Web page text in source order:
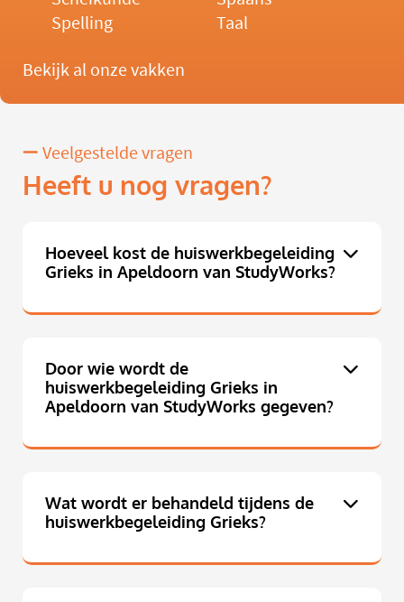
Spelling
Taal
Bekijk al onze vakken
Veelgestelde vragen
Heeft u nog vragen?
Hoeveel kost de huiswerkbegeleiding
Grieks in Apeldoorn van StudyWorks?
Door wie wordt de
huiswerkbegeleiding Grieks in
Apeldoorn van StudyWorks gegeven?
Wat wordt er behandeld tijdens de
huiswerkbegeleiding Grieks?